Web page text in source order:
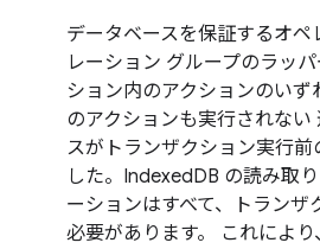
データベースを保証するオ
レーション グループのラッ
ション内のアクションのい
のアクションも実行されない
スがトランザクション実行
した。IndexedDB の読み取
ーションはすべて、トランザ
必要があります。 これによ